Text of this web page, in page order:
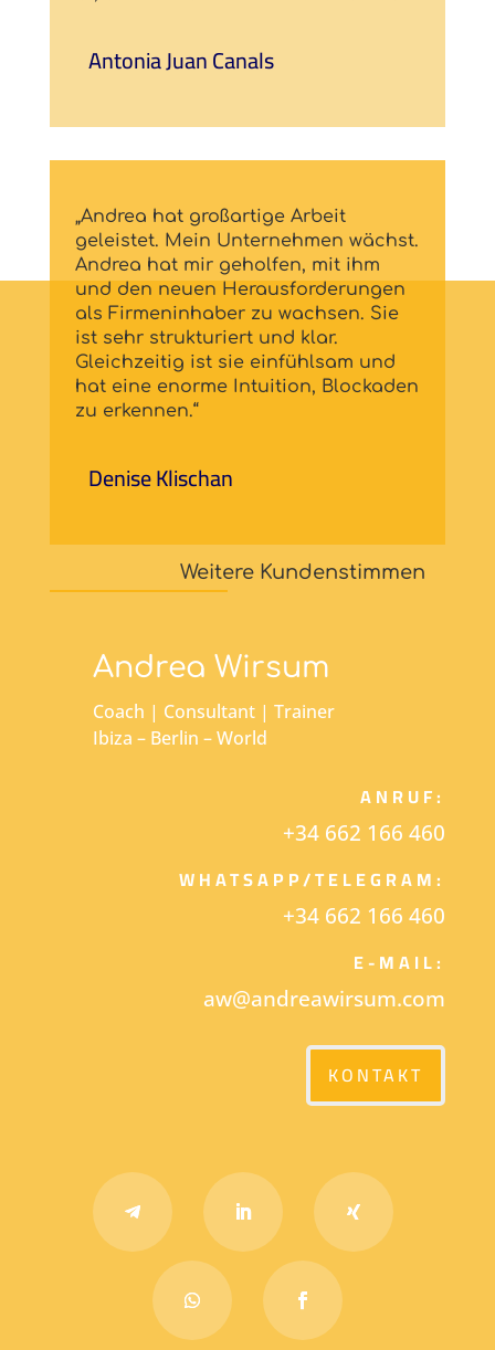
Antonia Juan Canals
„Andrea hat großartige Arbeit
geleistet. Mein Unternehmen wächst.
Andrea hat mir geholfen, mit ihm
und den neuen Herausforderungen
als Firmeninhaber zu wachsen. Sie
ist sehr strukturiert und klar.
Gleichzeitig ist sie einfühlsam und
hat eine enorme Intuition, Blockaden
zu erkennen.“
Denise Klischan
Weitere Kundenstimmen
Andrea Wirsum
Coach | Consultant | Trainer
Ibiza – Berlin – World
ANRUF:
+34 662 166 460
WHATSAPP/TELEGRAM:
+34 662 166 460
E-MAIL:
aw@andreawirsum.com
KONTAKT